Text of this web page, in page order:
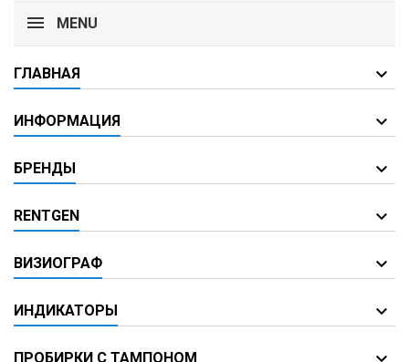
MENU
ГЛАВНАЯ
ИНФОРМАЦИЯ
БРЕНДЫ
RENTGEN
ВИЗИОГРАФ
ИНДИКАТОРЫ
ПРОБИРКИ С ТАМПОНОМ